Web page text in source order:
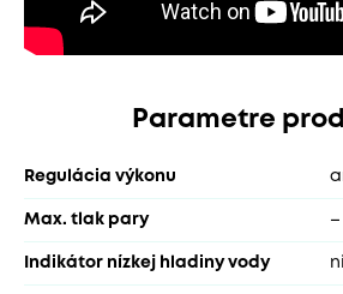
Parametre
Regulácia výkonu
Max. tlak pary –
Indikátor nízkej hladiny vody